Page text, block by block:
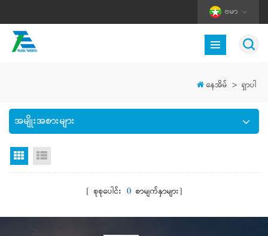
ဗမာ
နေအိမ် > ရှာပါ
အမျိုးအစားများ
Grid မြင်ကွင်း
[ စုစုပေါင်း 0စာမျက်နှာများ]